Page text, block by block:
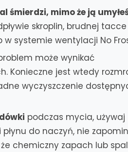
śmierdzi, mimo że ją
skroplin, brudnej tacce
systemie wentylacji No
może wynikać
Konieczne jest wtedy
wyczyszczenie
podczas mycia, używaj
do naczyń, nie
chemiczny zapach lub